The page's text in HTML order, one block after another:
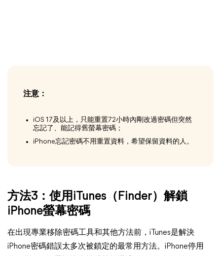
注意：
iOS 17及以上，只能重置72小時內剛改過密碼但突然
忘記了、能記得舊螢幕密碼；
iPhone忘記密碼不用重置資料，希望保留資料的人。
方法3：使用iTunes（Finder）解鎖
iPhone螢幕密碼
在出現專業移除密碼工具和其他方法前，iTunes是解決
iPhone密碼錯誤太多次被鎖定的最常用方法。iPhone停用